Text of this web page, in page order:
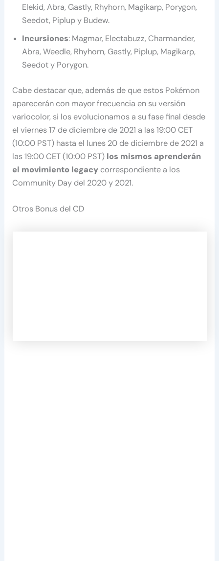
Elekid, Abra, Gastly, Rhyhorn, Magikarp, Porygon,
Seedot, Piplup y Budew.
Incursiones: Magmar, Electabuzz, Charmander,
Abra, Weedle, Rhyhorn, Gastly, Piplup, Magikarp,
Seedot y Porygon.
Cabe destacar que, además de que estos Pokémon
aparecerán con mayor frecuencia en su versión
variocolor, si los evolucionamos a su fase final desde
el viernes 17 de diciembre de 2021 a las 19:00 CET
(10:00 PST) hasta el lunes 20 de diciembre de 2021 a
las 19:00 CET (10:00 PST) los mismos aprenderán
el movimiento legacy correspondiente a los
Community Day del 2020 y 2021.
Otros Bonus del CD